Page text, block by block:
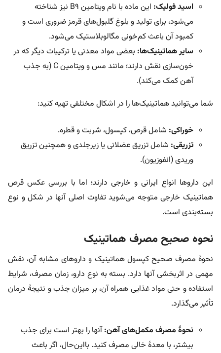
اسید فولیک:
این ماده با نام ویتامین B9 نیز شناخته
می‌شود، برای تولید و بلوغ گلبول‌های قرمز ضروری است و
کمبود آن باعث کم‌خونی مگالوبلاستیک می‌شود.
سایر هماتینیک‌ها: بعضی مواد معدنی یا ترکیبات دیگر که در
خون‌سازی نقش دارند؛ مانند مس و ویتامین C (به جذب
آهن کمک می‌کند).
شما می‌توانید هماتینیک‌ها را در اشکال مختلفی تهیه کنید:
خوراکی: شامل قرص، کپسول، شربت و قطره.
تزریقی: شامل تزریق عضلانی یا زیرجلدی و همچنین تزریق
وریدی (انفوزیون).
این داروها انواع ایرانی و خارجی دارند؛ اما با بررسی عکس قرص
هماتینیک خارجی متوجه می‌شوید تفاوت اصلی آنها در شکل و نوع
بسته‌بندی است.
نحوه صحیح مصرف هماتینیک
نحوۀ مصرف صحیح کپسول هماتینیک و داروهای مشابه آن، نقش
مهمی در اثربخشی آنها دارد. بسته به نوع دارو، زمان مصرف، شرایط
استفاده و حتی مواد غذایی همراه آن، بر میزان جذب و نتیجۀ درمان
تأثیر می‌گذارد.
نحوۀ مصرف مکمل‌های آهن:آنها را بهتر است برای جذب
بیشتر، با معدۀ خالی مصرف کنید. بااین‌حال، اگر باعث